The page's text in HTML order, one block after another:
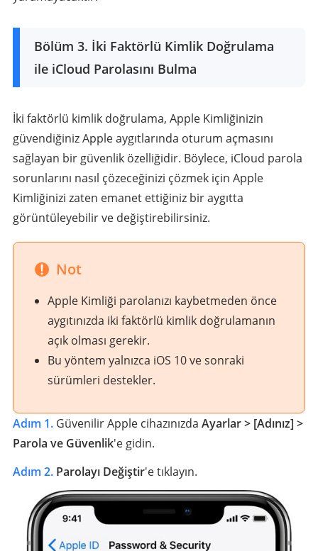
Bölüm 3. İki Faktörlü Kimlik Doğrulama
ile iCloud Parolasını Bulma
İki faktörlü kimlik doğrulama, Apple Kimliğinizin
güvendiğiniz Apple aygıtlarında oturum açmasını
sağlayan bir güvenlik özelliğidir. Böylece, iCloud parola
sorunlarını nasıl çözeceğinizi çözmek için Apple
Kimliğinizi zaten emanet ettiğiniz bir aygıtta
görüntüleyebilir ve değiştirebilirsiniz.
Not
Apple Kimliği parolanızı kaybetmeden önce
aygıtınızda iki faktörlü kimlik doğrulamanın
açık olması gerekir.
Bu yöntem yalnızca iOS 10 ve sonraki
sürümleri destekler.
Adım 1. Güvenilir Apple cihazınızda Ayarlar > [Adınız] >
Parola ve Güvenlik'e gidin.
Adım 2. Parolayı Değiştir'e tıklayın.